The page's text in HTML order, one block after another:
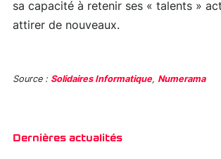
sa capacité à retenir ses « talents »
attirer de nouveaux.
Source : Solidaires Informatique, Numerama
Dernières actualités